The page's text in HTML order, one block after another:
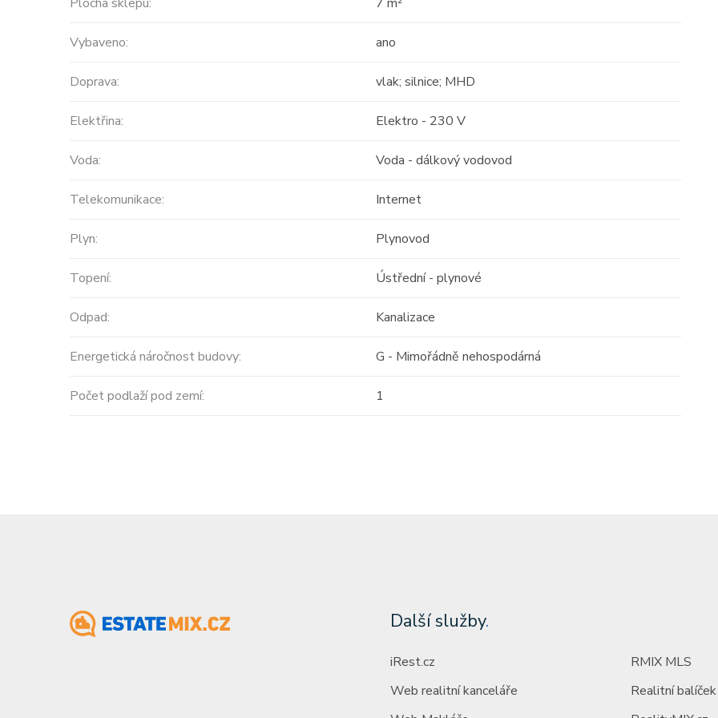
Vybaveno: ano
Doprava: vlak; silnice; MHD
Elektřina: Elektro - 230 V
Voda: Voda - dálkový vodovod
Telekomunikace: Internet
Plyn: Plynovod
Topení: Ústřední - plynové
Odpad: Kanalizace
Energetická náročnost budovy: G - Mimořádně nehospodárná
Počet podlaží pod zemí: 1
velikosti 416m2 + terasa -
Cena: 14 450 000 Kč (za nemovitost)
obrovským
(za
Další služby.
iRest.cz
Web realitní kanceláře
RMIX MLS
Realitní balíček